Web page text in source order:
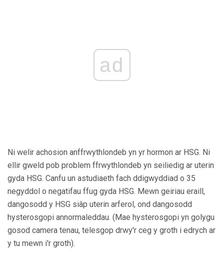
ad
Ni welir achosion anffrwythlondeb yn yr hormon ar HSG. Ni
ellir gweld pob problem ffrwythlondeb yn seiliedig ar uterin
gyda HSG. Canfu un astudiaeth fach ddigwyddiad o 35
negyddol o negatifau ffug gyda HSG. Mewn geiriau eraill,
dangosodd y HSG siâp uterin arferol, ond dangosodd
hysterosgopi annormaleddau. (Mae hysterosgopi yn golygu
gosod camera tenau, telesgop drwy'r ceg y groth i edrych ar
y tu mewn i'r groth).